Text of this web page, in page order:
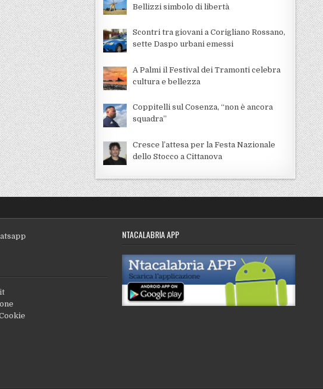
Bellizzi simbolo di libertà
Scontri tra giovani a Corigliano Rossano,
sette Daspo urbani emessi
A Palmi il Festival dei Tramonti celebra
cultura e bellezza
Coppitelli sul Cosenza, “non è ancora
squadra”
Cresce l’attesa per la Festa Nazionale
dello Stocco a Cittanova
NTACALABRIA APP